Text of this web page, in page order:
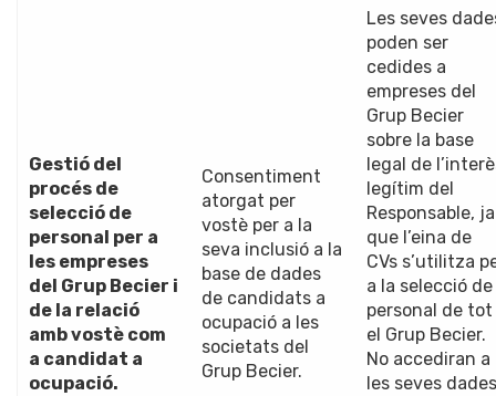
Gestió del
procés de
selecció de
personal per a
les empreses
del Grup Becier i
de la relació
amb vostè com
a candidat a
ocupació.
Consentiment
atorgat per
vostè per a la
seva inclusió a la
base de dades
de candidats a
ocupació a les
societats del
Grup Becier.
Les seves
poden ser
cedides a
empreses del
Grup Becier
sobre la base
legal de
legítim del
Responsable, ja
que l’eina de
CVs s’utilitza
a la selecció de
personal de tot
el Grup Becier.
No accediran a
les seves dades